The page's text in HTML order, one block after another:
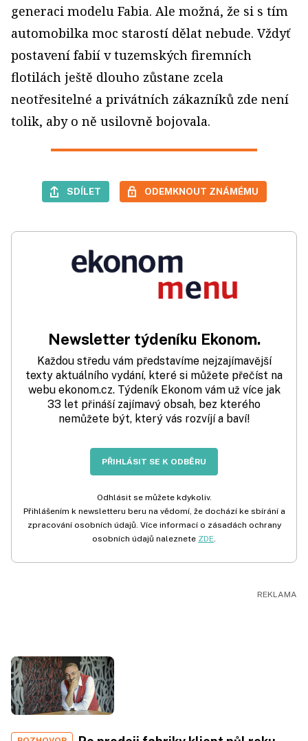
generaci modelu Fabia. Ale možná, že si s tím
automobilka moc starostí dělat nebude. Vždyť
postavení fabií v tuzemských firemních
flotilách ještě dlouho zůstane zcela
neotřesitelné a privátních zákazníků zde není
tolik, aby o ně usilovně bojovala.
SDÍLET ODEMKNOUT ZNÁMÉMU
Newsletter týdeníku Ekonom.
Každou středu vám představíme nejzajímavější
texty aktuálního vydání, které si můžete přečíst na
webu ekonom.cz. Týdeník Ekonom vám už více jak
33 let přináší zajímavý obsah, bez kterého
nemůžete být, který vás rozvíjí a baví!
PŘIHLÁSIT SE K ODBĚRU
Odhlásit se můžete kdykoliv.
Přihlášením k newsletteru beru na vědomí, že dochází ke sbírání a
zpracování osobních údajů. Více informací o zásadách ochrany
osobních údajů naleznete ZDE.